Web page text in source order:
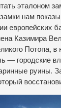
эталоном
нам
европейских
Казимира
Потопа, в
— городские
руины.